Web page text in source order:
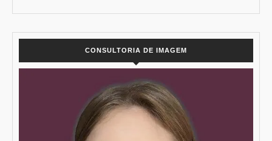
CONSULTORIA DE IMAGEM